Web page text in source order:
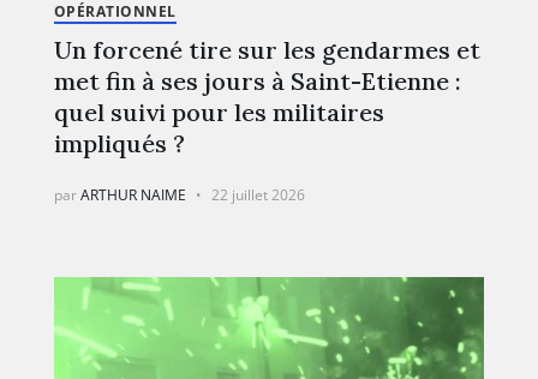
OPÉRATIONNEL
Un forcené tire sur les gendarmes et
met fin à ses jours à Saint-Etienne :
quel suivi pour les militaires
impliqués ?
parARTHUR NAIME 22 juillet 2026